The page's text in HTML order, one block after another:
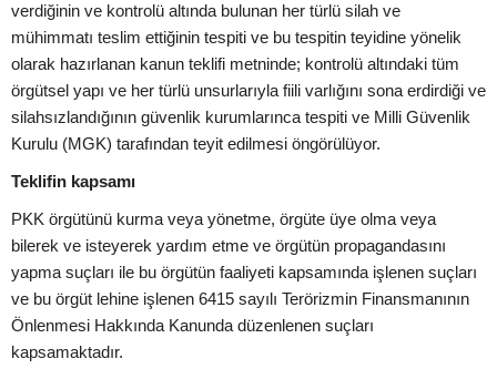
verdiğinin ve kontrolü altında bulunan her türlü silah ve
mühimmatı teslim ettiğinin tespiti ve bu tespitin teyidine yönelik
olarak hazırlanan kanun teklifi metninde; kontrolü altındaki tüm
örgütsel yapı ve her türlü unsurlarıyla fiili varlığını sona erdirdiği ve
silahsızlandığının güvenlik kurumlarınca tespiti ve Milli Güvenlik
Kurulu (MGK) tarafından teyit edilmesi öngörülüyor.
Teklifin kapsamı
PKK örgütünü kurma veya yönetme, örgüte üye olma veya
bilerek ve isteyerek yardım etme ve örgütün propagandasını
yapma suçları ile bu örgütün faaliyeti kapsamında işlenen suçları
ve bu örgüt lehine işlenen 6415 sayılı Terörizmin Finansmanının
Önlenmesi Hakkında Kanunda düzenlenen suçları
kapsamaktadır.